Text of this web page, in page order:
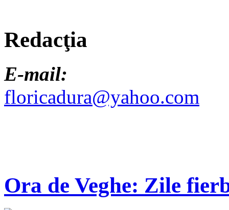
Redacţia
E-mail:
floricadura@yahoo.com
Ora de Veghe: Zile